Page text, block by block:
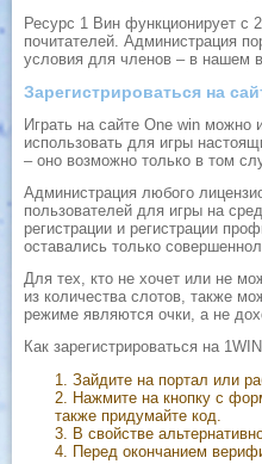
Ресурс 1 Вин функционирует с
почитателей. Администрация
условия для членов – в нашем
Зарегистрироваться на
Играть на сайте One win можно
использовать для игры
– оно возможно только в том
Администрация любого
пользователей для игры на
регистрации и регистрации
оставались только
Для тех, кто не хочет или не
из количества слотов, также
режиме являются очки, а не
Как зарегистрироваться на
Зайдите на портал или
Нажмите на кнопку с
также придумайте код.
В свойстве
Перед окончанием